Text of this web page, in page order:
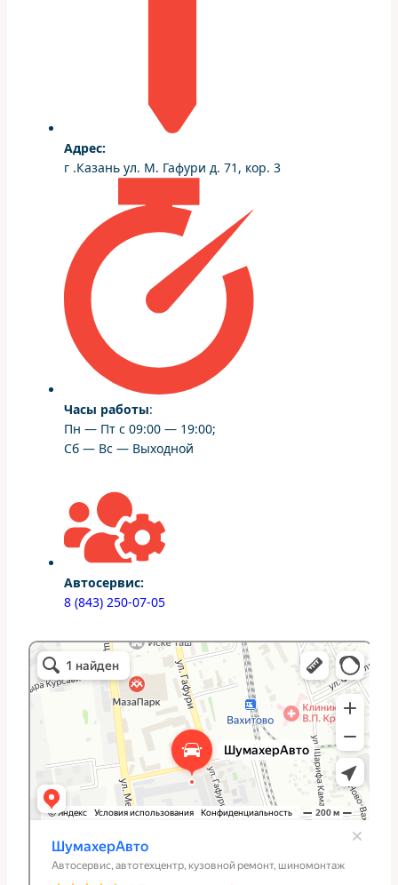
Адрес:
г .Казань ул. М. Гафури д. 71, кор. 3
Часы работы:
Пн — Пт с 09:00 — 19:00;
Сб — Вс — Выходной
Автосервис:
8 (843) 250-07-05
ШумахерАвто
Автосервис, автотехцентр в Казани
Студия тюнинга в Казани